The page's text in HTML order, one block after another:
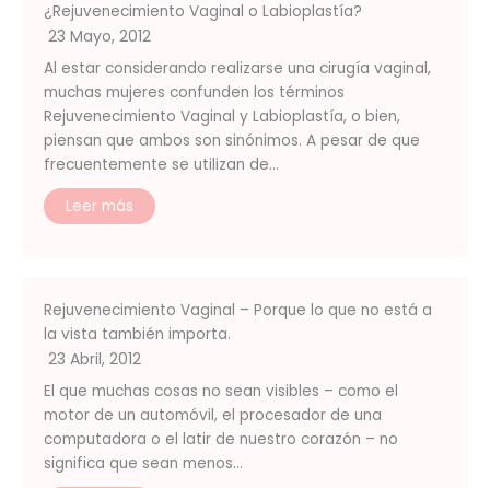
¿Rejuvenecimiento Vaginal o Labioplastía?
23 Mayo, 2012
Al estar considerando realizarse una cirugía vaginal,
muchas mujeres confunden los términos
Rejuvenecimiento Vaginal y Labioplastía, o bien,
piensan que ambos son sinónimos. A pesar de que
frecuentemente se utilizan de…
Leer más
Rejuvenecimiento Vaginal – Porque lo que no está a
la vista también importa.
23 Abril, 2012
El que muchas cosas no sean visibles – como el
motor de un automóvil, el procesador de una
computadora o el latir de nuestro corazón – no
significa que sean menos…